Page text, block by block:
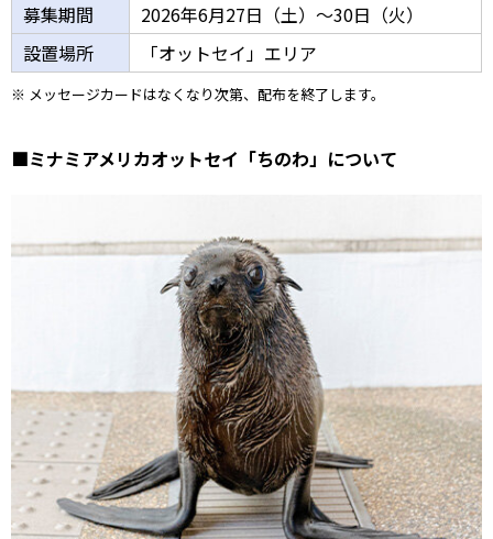
募集期間
2026年6月27日（土）～30日（火）
設置場所
「オットセイ」エリア
※ メッセージカードはなくなり次第、配布を終了します。
■ミナミアメリカオットセイ「ちのわ」について